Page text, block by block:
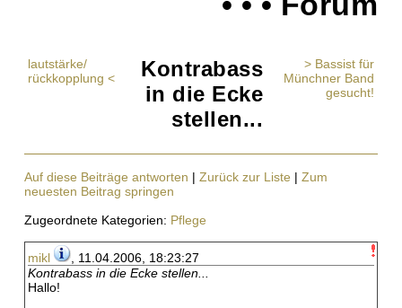
lautstärke/
rückkopplung <
Kontrabass
in die Ecke
stellen...
> Bassist für
Münchner Band
gesucht!
Auf diese Beiträge antworten | Zurück zur Liste | Zum
neuesten Beitrag springen
Zugeordnete Kategorien: Pflege
mikl
, 11.04.2006, 18:23:27
Kontrabass in die Ecke stellen...
Hallo!